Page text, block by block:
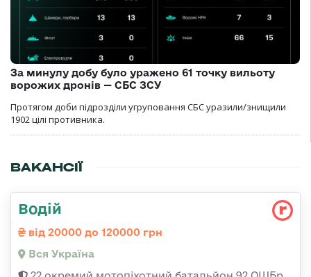
За минулу добу було уражено 61 точку вильоту
ворожих дронів — СБС ЗСУ
Протягом доби підрозділи угруповання СБС уразили/знищили
1902 цілі противника.
ВАКАНСІЇ
Водій
від 20000 до 120000 грн
Вся Україна